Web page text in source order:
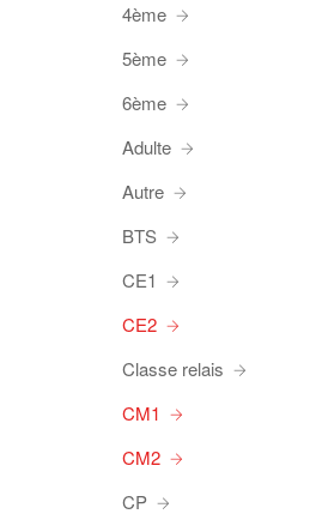
4ème
5ème
6ème
Adulte
Autre
BTS
CE1
CE2
Classe relais
CM1
CM2
CP